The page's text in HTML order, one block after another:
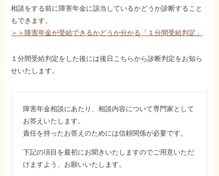
相談をする前に障害年金に該当しているかどうか診断すること
もできます。
＞＞障害年金が受給できるかどうか分かる「１分間受給判定」
１分間受給判定をした後には後日こちらから診断判定をお知ら
せいたします。
障害年金相談にあたり、相談内容について専門家として
お答えいたします。
責任を持ったお答えのためには信頼関係が必要です。
下記の項目を最初にお聞きいたしますのでご用意いただ
けますよう、お願いいたします。